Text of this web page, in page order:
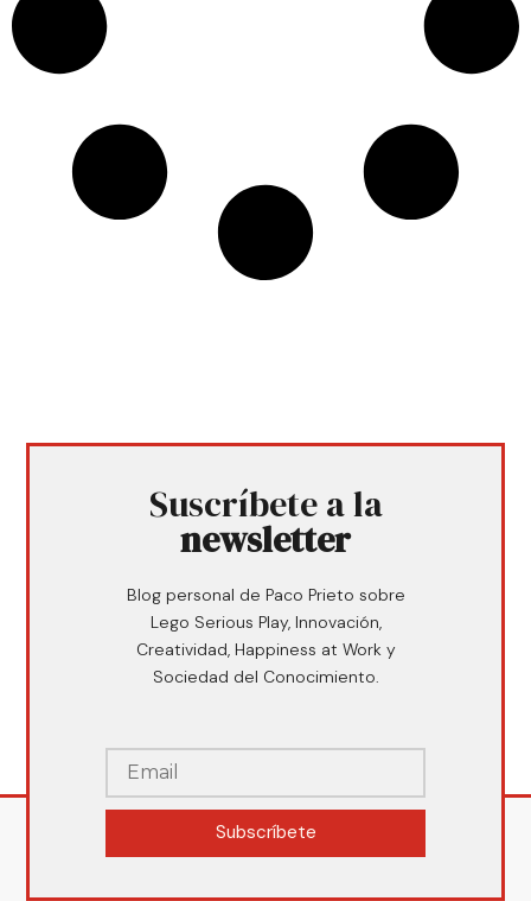
Suscríbete a la
newsletter
Blog personal de Paco Prieto sobre
Lego Serious Play, Innovación,
Creatividad, Happiness at Work y
Sociedad del Conocimiento.
Subscríbete